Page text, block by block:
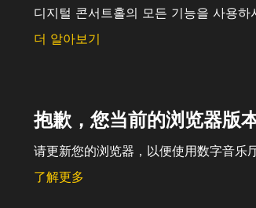
디지털 콘서트홀의 모든 기능을 사용
더 알아보기
抱歉，您当前的浏览器版
请更新您的浏览器，以便使用数字音乐
了解更多